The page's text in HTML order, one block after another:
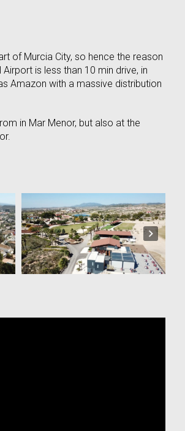
of Murcia City, so hence the reason
is less than 10 min drive, in
Amazon with a massive distribution
in Mar Menor, but also at the